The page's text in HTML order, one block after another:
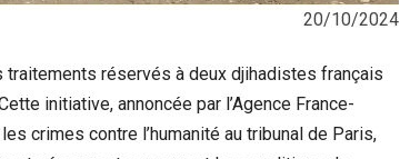
20/10/2024
traitements réservés à deux djihadistes français
initiative, annoncée par l’Agence France-
crimes contre l’humanité au tribunal de Paris,